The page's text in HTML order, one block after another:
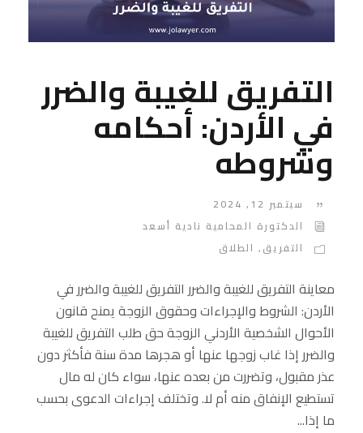
التفريق للغيبة والضرر
في الأردن: أحكامه
وشروطه
سبتمبر 12, 2024
الدكتورة المحامية نادية أسعد
التفريق, الطلاق
معاينة التفريق للغيبة والضرر التفريق للغيبة والضرر في
الأردن: الشروط والإجراءات وحقوق الزوجة يمنح قانون
الأحوال الشخصية الأردني الزوجة حق طلب التفريق للغيبة
والضرر إذا غاب زوجها عنها أو هجرها مدة سنة فأكثر دون
عذر مقبول، وتضررت من بعده عنها، سواء كان له مال
تستطيع الإنفاق منه أم لا. وتختلف إجراءات الدعوى بحسب
ما إذا...